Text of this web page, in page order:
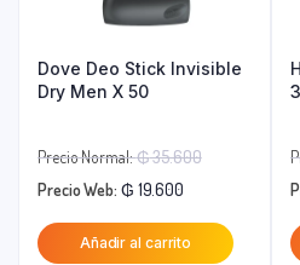
Dove Deo Stick Invisible
Dry Men X 50
Precio Normal:₲35.600El
original
era:
Precio Web: ₲ 19.600
precio
actual
Añadir al carrito